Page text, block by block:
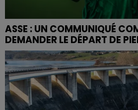
ASSE : UN COMMUNIQUÉ
DEMANDER LE DÉPART DE